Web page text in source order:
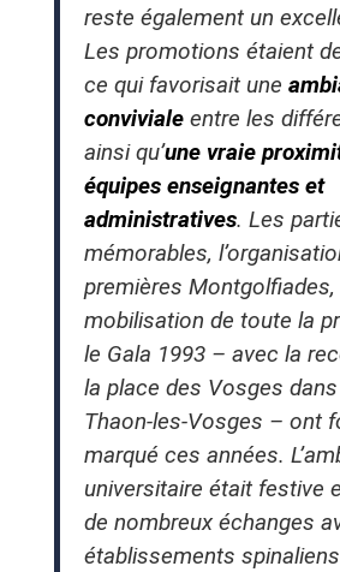
reste également un
Les promotions étaient
ce qui favorisait une
convivialeentre les
ainsi qu’une vraie
équipes enseignantes et
administratives. Les
mémorables,
premières
mobilisation de toute la
le Gala 1993 – avec la
la place des Vosges
Thaon-les-Vosges – ont
marqué ces années.
universitaire était festive
de nombreux échanges
établissements